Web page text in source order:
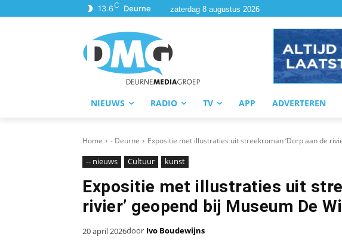
13.6C Deurne zaterdag 8 augustus 2026
NIEUWS RADIO TV APP ADVERTEREN
Home - Deurne Expositie met illustraties uit streekroman ‘Dorp aan de
-- nieuws Cultuur kunst
Expositie met illustraties uit
rivier’ geopend bij Museum De
20 april 2026door Ivo Boudewijns